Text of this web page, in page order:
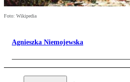
Foto: Wikipedia
Agnieszka Niemojewska